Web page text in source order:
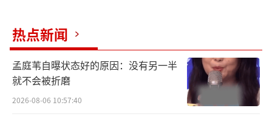
热点新闻
孟庭苇自曝状态好的原因：没有另一半
就不会被折磨
2026-08-06 10:57:40